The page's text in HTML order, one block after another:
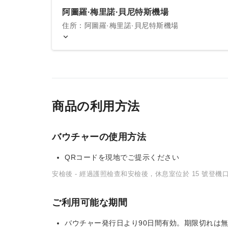
阿圖羅·梅里諾·貝尼特斯機場
住所：阿圖羅·梅里諾·貝尼特斯機場
商品の利用方法
バウチャーの使用方法
QRコードを現地でご提示ください
安檢後 - 經過護照檢查和安檢後，休息室位於 15 號登機口
ご利用可能な期間
バウチャー発行日より90日間有効。期限切れは無